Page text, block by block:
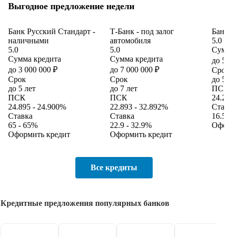
Выгодное предложение недели
Банк Русский Стандарт -
наличными
5.0
Сумма кредита
до 3 000 000 ₽
Срок
до 5 лет
ПСК
24.895 - 24.900%
Ставка
65 - 65%
Оформить кредит
Т-Банк - под залог
автомобиля
5.0
Сумма кредита
до 7 000 000 ₽
Срок
до 7 лет
ПСК
22.893 - 32.892%
Ставка
22.9 - 32.9%
Оформить кредит
5.0
до
до 5
16.5
Все кредиты
Кредитные предложения популярных банков